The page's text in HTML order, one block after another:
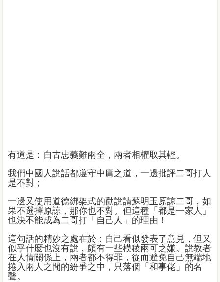
有道是：自古忠義難兩全，兩者相權取其輕。
我們中國人說話都遵守中庸之道，一邊批評二哥打人
是不對；
一邊又使用道德綁架式的勸說請蘇明玉原諒二哥，如
果不選擇原諒，那你也不對。但這種「都是一家人」
也決不能成為二哥打「自己人」的理由！
這句話的精妙之處在於：自己看似發表了意見，但又
似乎什麼也沒有說，頗有一些模稜兩可之嫌。說教者
在人情關係上，兩者都不得罪，從而避免自己無端地
捲入兩人之間的紛爭之中，只落個「和事佬」的名
聲。